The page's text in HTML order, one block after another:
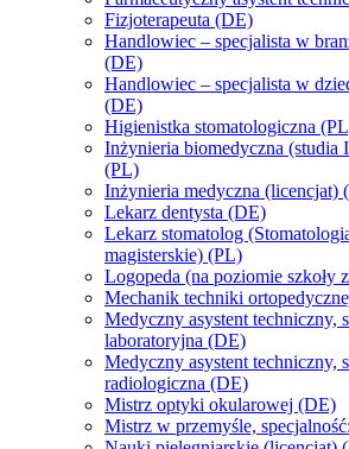
Fizjoterapeuta (DE)
Handlowiec – specjalista w
(DE)
Handlowiec – specjalista w
(DE)
Higienistka stomatologiczna
Inżynieria biomedyczna (studia
(PL)
Inżynieria medyczna (licencjat)
Lekarz dentysta (DE)
Lekarz stomatolog
magisterskie) (PL)
Logopeda (na poziomie szkoły
Mechanik techniki
Medyczny asystent techniczny,
laboratoryjna (DE)
Medyczny asystent techniczny,
radiologiczna (DE)
Mistrz optyki okularowej (DE)
Mistrz w przemyśle,